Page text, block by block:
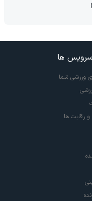
سرویس ها
ورزشی شما
رقابت ها